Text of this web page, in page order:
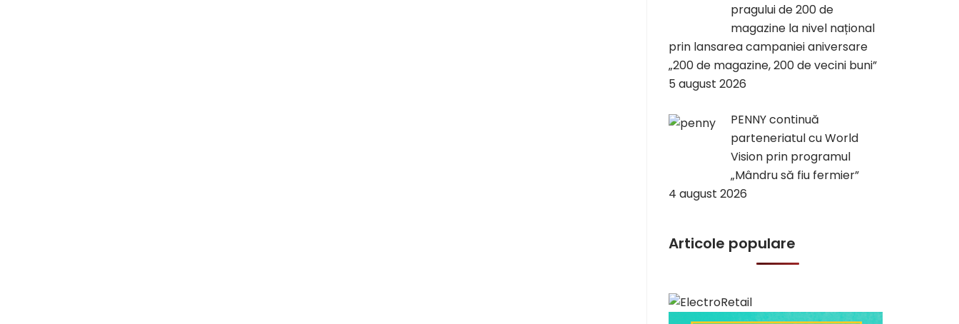
pragului de 200 de
magazine la nivel național
prin lansarea campaniei aniversare
„200 de magazine, 200 de vecini buni”
5 august 2026
PENNY continuă
parteneriatul cu World
Vision prin programul
„Mândru să fiu fermier”
4 august 2026
Articole populare